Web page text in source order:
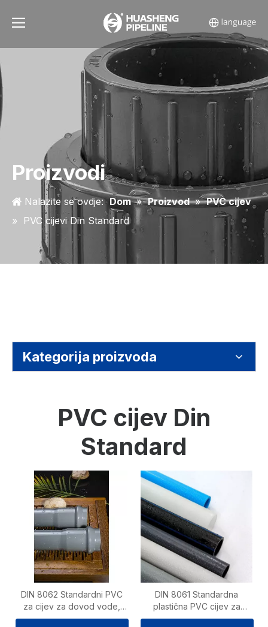
Proizvodi
Nalazite se ovdje: Dom » Proizvod » PVC cijev
»
PVC cijevi Din Standard
Kategorija proizvoda
PVC cijev Din
Standard
DIN 8062 Standardni PVC
za cijev za dovod vode,
plastična cijev
DIN 8061 Standardna
plastična PVC cijev za
dovod hladne i tople vode